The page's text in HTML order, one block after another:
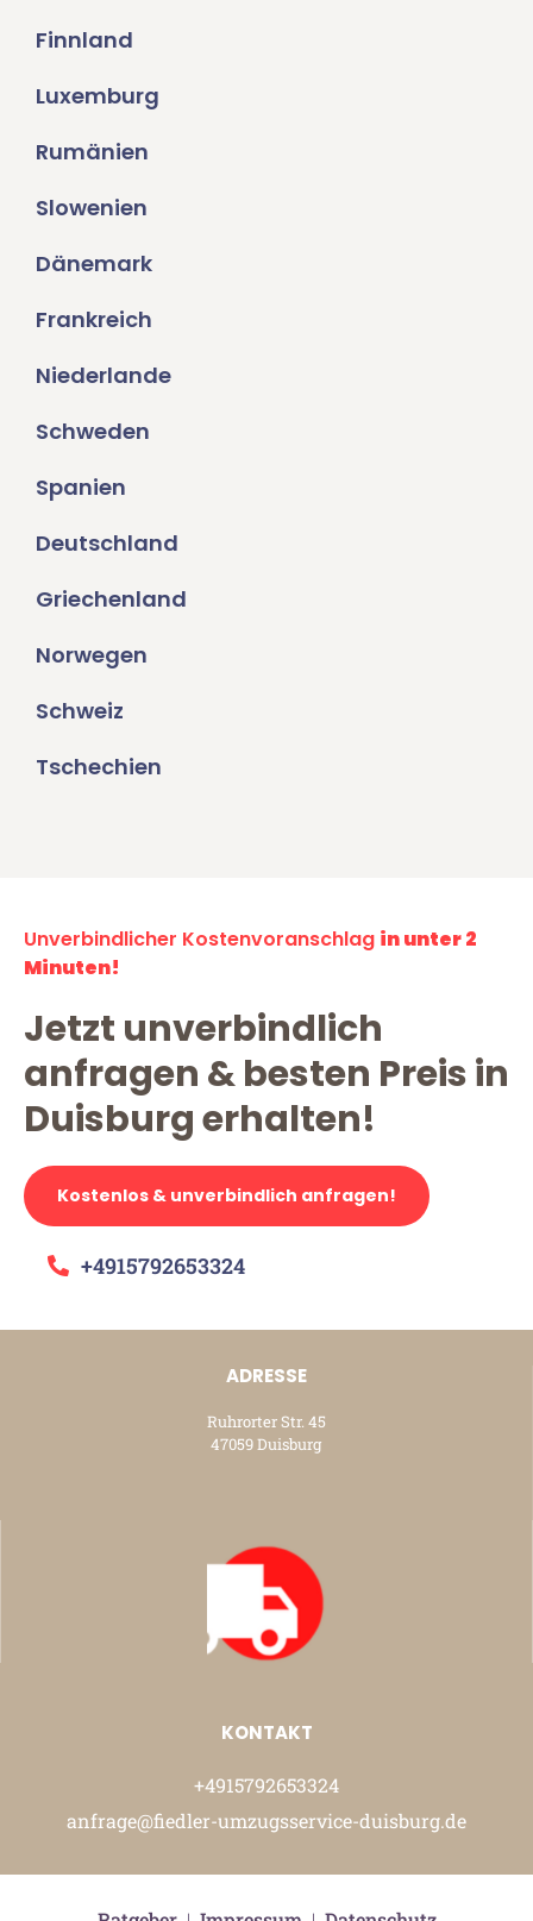
Finnland
Luxemburg
Rumänien
Slowenien
Dänemark
Frankreich
Niederlande
Schweden
Spanien
Deutschland
Griechenland
Norwegen
Schweiz
Tschechien
Unverbindlicher Kostenvoranschlag in unter 2
Minuten!
Jetzt unverbindlich
anfragen & besten Preis in
Duisburg erhalten!
Kostenlos & unverbindlich anfragen!
+4915792653324
ADRESSE
Ruhrorter Str. 45
47059 Duisburg
KONTAKT
+4915792653324
anfrage@fiedler-umzugsservice-duisburg.de